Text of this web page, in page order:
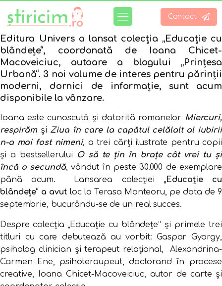
Contact
Editura Univers a lansat colecția „Educație cu
blândețe“, coordonată de Ioana Chicet-
Macoveiciuc, autoare a blogului „Prințesa
Urbană“. 3 noi volume de interes pentru părinții
moderni, dornici de informație, sunt acum
disponibile la vânzare.
Ioana este cunoscută și datorită romanelor Miercuri,
respirămși Ziua în care la capătul celălalt al iubirii
n-a mai fost nimeni, a trei cărți ilustrate pentru copii
și a bestsellerului
O să te țin în brațe cât vrei tu și
încă o secundă, vândut în peste 30.000 de exemplare
până acum. Lansarea colecției „Educație cu
blândețe“ a avut loc la Terasa Monteoru, pe data de 9
septembrie, bucurându-se de un real succes.
Despre colecția „Educație cu blândețe“ și primele trei
titluri cu care debutează au vorbit: Gaspar Gyorgy,
psiholog clinician și terapeut relațional, Alexandrina-
Carmen Ene, psihoteraupeut, doctorand în procese
creative, Ioana Chicet-Macoveiciuc, autor de carte și